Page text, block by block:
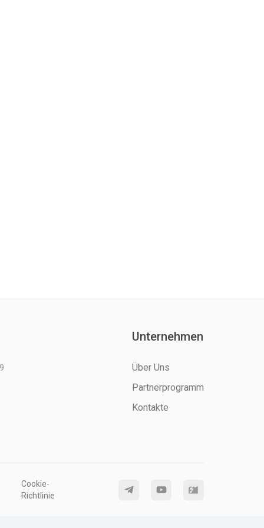
Unternehmen
Über Uns
Partnerprogramm
Kontakte
Cookie-
Richtlinie